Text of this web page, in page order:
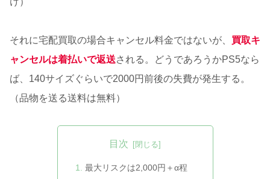
それに宅配買取の場合キャンセル料金ではないが、 買取キ
ャンセルは着払いで返送される。どうであろうかPS5なら
ば、140サイズぐらいで2000円前後の失費が発生する。
（品物を送る送料は無料）
目次
最大リスクは2,000円＋α程